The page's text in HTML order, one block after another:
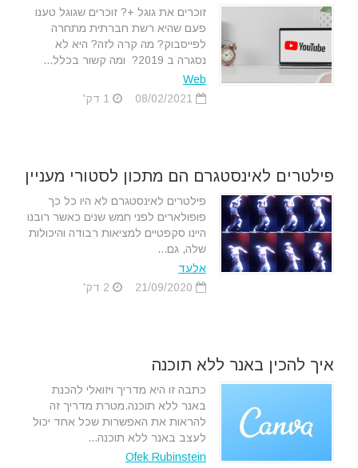
זוכרים את גוגל +? זוכרים שגוגל טענו
פעם שהיא רשת חברתית מתחרה
לפייסבוק? מה קרה לזה? היא לא
נסגרה ב 2019? ומה קשור בכלל...
Web
פילטרים לאינסטגרם הם מתכון לסטורי מעניין
פילטרים לאינסטגרם לא היו כל כך
פופולארים לפני חמש שנים כאשר רובנו
היינו סקפטיים למציאות רבודה והיכולות
שלה, גם...
אלעד
איך להכין באנר ללא תוכנה
כתבה זו היא מדריך ויזואלי להכנת
באנר ללא תוכנה.מטרת מדריך זה
להראות את האפשרות שכל אחד יכול
לעצב באנר ללא תוכנה...
Ofek Rubinstein